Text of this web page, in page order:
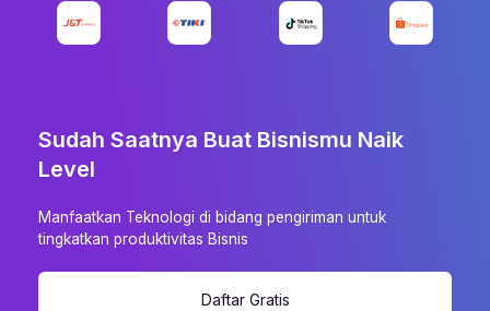
Sudah Saatnya Buat Bisnismu Naik
Level
Manfaatkan Teknologi di bidang pengiriman untuk
tingkatkan produktivitas Bisnis
Daftar Gratis